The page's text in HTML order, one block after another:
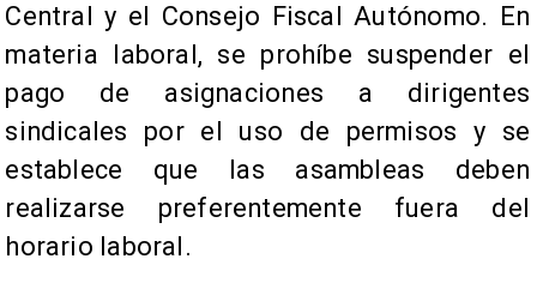
Central y el Consejo Fiscal Autónomo. En
materia laboral, se prohíbe suspender el
pago de asignaciones a dirigentes
sindicales por el uso de permisos y se
establece que las asambleas deben
realizarse preferentemente fuera del
horario laboral.